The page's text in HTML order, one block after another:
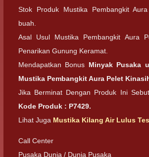
Stok Produk Mustika Pembangkit
buah.
Asal Usul Mustika Pembangkit Aura
Penarikan Gunung Keramat.
Mendapatkan Bonus Minyak Pusaka
Mustika Pembangkit Aura Pelet
Jika Berminat Dengan Produk Ini
Kode Produk : P7429.
Lihat Juga Mustika Kilang Air Lulus
Call Center
Pusaka Dunia / Dunia Pusaka